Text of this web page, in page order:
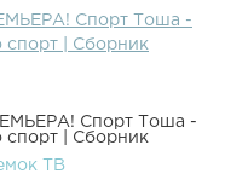
Спорт Тоша -
спорт | Сборник
Спорт Тоша -
спорт | Сборник
ТВ